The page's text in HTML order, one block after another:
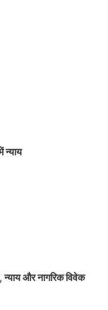
न्याय
न्याय और नागरिक विवेक